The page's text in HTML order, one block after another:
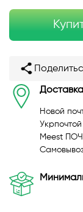
Новой
Укрпочтой
Meest